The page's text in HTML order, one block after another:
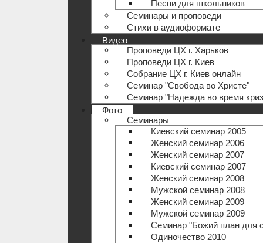
Песни для школьников
Семинары и проповеди
Стихи в аудиоформате
Видео
Проповеди ЦХ г. Харьков
Проповеди ЦХ г. Киев
Собрание ЦХ г. Киев онлайн
Семинар "Свобода во Христе"
Семинар "Надежда во время
Фото
Семинары
Киевский семинар 2005
Женский семинар 2006
Женский семинар 2007
Киевский семинар 2007
Женский семинар 2008
Мужской семинар 2008
Женский семинар 2009
Мужской семинар 2009
Семинар "Божий план для
Одиночество 2010